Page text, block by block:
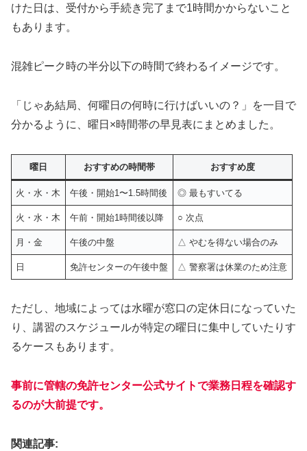
けた日は、受付から手続き完了まで1時間かからないこと
もあります。
混雑ピーク時の半分以下の時間で終わるイメージです。
「じゃあ結局、何曜日の何時に行けばいいの？」を一目で
分かるように、曜日×時間帯の早見表にまとめました。
曜日 おすすめの時間帯 おすすめ度
火・水・木 午後・開始1〜1.5時間後 ◎ 最もすいてる
火・水・木 午前・開始1時間後以降 ○ 次点
月・金 午後の中盤 △ やむを得ない場合のみ
日 免許センターの午後中盤 △ 警察署は休業のため注意
ただし、地域によっては水曜が窓口の定休日になっていた
り、講習のスケジュールが特定の曜日に集中していたりす
るケースもあります。
事前に管轄の免許センター公式サイトで業務日程を確認す
るのが大前提です。
関連記事: